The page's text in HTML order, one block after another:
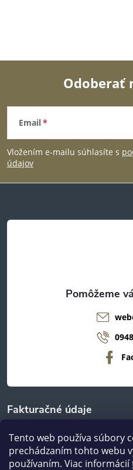
Tento web používa súbory
prechádzaním tohto webu
používaním. Viac informácií
Z
á
p
t
Odoberať
Email
Vložením e-mailu súhlasíte s
údajov
Fakturačné údaje
O nákupe
web